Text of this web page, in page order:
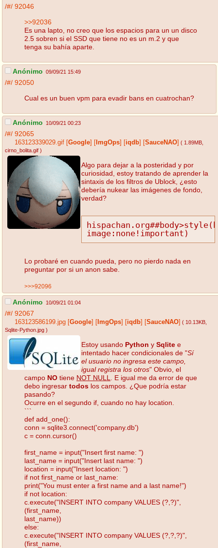
/#/ 92046
>>92036
Es una lapto, no creo que los espacios para un un disco
2.5 sobren si el SSD que tiene no es un m.2 y que
tenga su bahía aparte.
Anónimo 09/09/21 15:49
/#/ 92050
Cual es un buen vpm para evadir bans en cuatrochan?
Anónimo 10/09/21 00:23
/#/ 92065
163123339029.gif Google ImgOps iqdb SauceNAO ( 1.89MB
cirno_bolita.gif )
Algo para dejar a la posteridad y por
curiosidad, estoy tratando de aprender la
sintaxis de los filtros de Ublock, ¿esto
debería nukear las imágenes de fondo,
verdad?
image:none!important)
Lo probaré en cuando pueda, pero no pierdo nada en
preguntar por si un anon sabe.
>>>92096
Anónimo 10/09/21 01:04
/#/ 92067
163123586199.jpg Google ImgOps iqdb SauceNAO ( 10.13KB
Sqlite-Python.jpg )
Estoy usando Python y Sqlite e
intentado hacer condicionales de "Sí
el usuario no ingresa este campo,
igual registra los otros" Obvio, el
campo NO tiene NOT NULL
. E igual me da error de que
debo ingresar todos los campos. ¿Que podría estar
pasando?
Ocurre en el segundo if, cuando no hay location.
```
def add_one():
conn = sqlite3.connect('company.db')
c = conn.cursor()
first_name = input("Insert first name: ")
last_name = input("Insert last name: ")
location = input("Insert location: ")
if not first_name or last_name:
print("You must enter a first name and a last name!")
if not location:
c.execute("INSERT INTO company VALUES (?,?)",
(first_name,
last_name))
else:
c.execute("INSERT INTO company VALUES (?,?,?)",
(first_name,